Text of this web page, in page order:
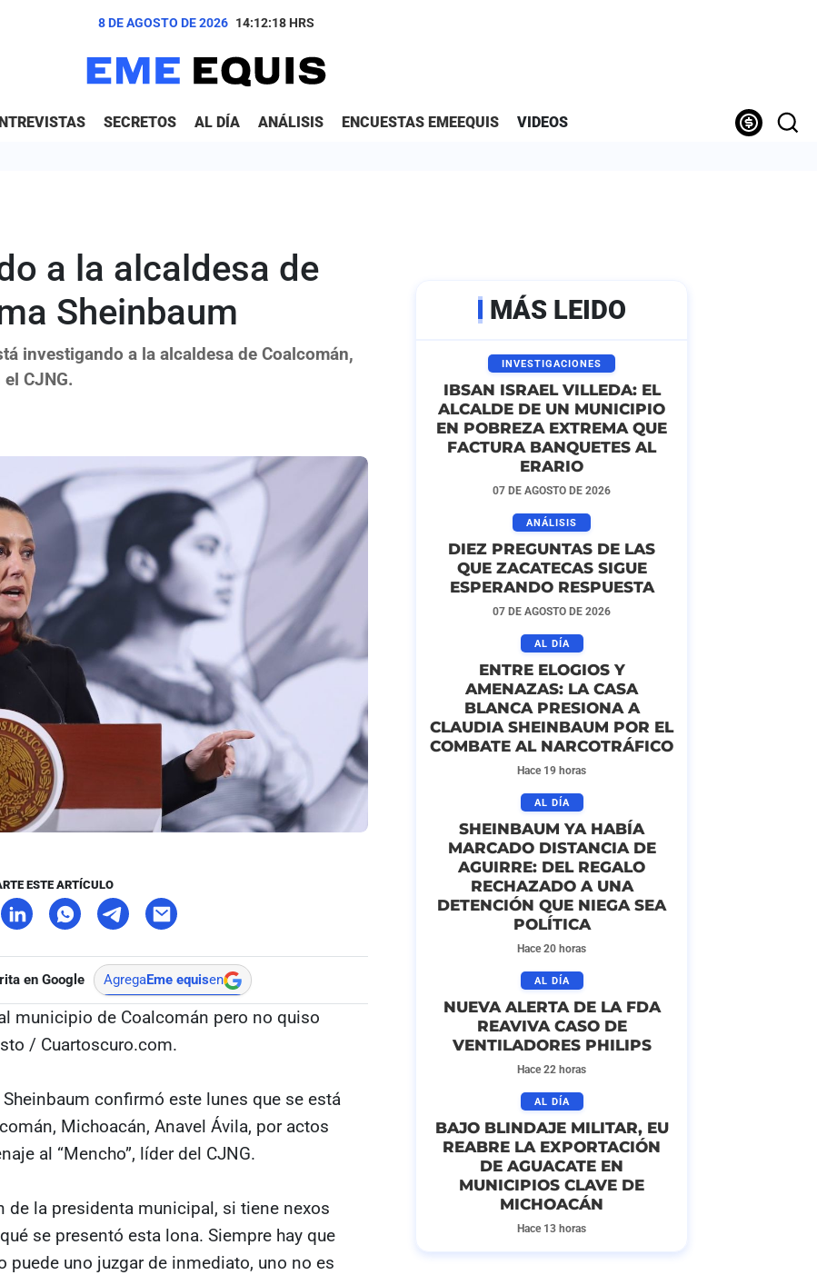
8 DE AGOSTO DE 2026 14:12:19 HRS
SECRETOS AL DÍA ANÁLISIS ENCUESTAS EMEEQUIS VIDEOS
a la alcaldesa de
Sheinbaum
investigando a la alcaldesa de Coalcomán,
CJNG.
ESTE ARTÍCULO
en Google AgregaEme equisen
municipio de Coalcomán pero no quiso
/ Cuartoscuro.com.
confirmó este lunes que se está
Michoacán, Anavel Ávila, por actos
al “Mencho”, líder del CJNG.
de la presidenta municipal, si tiene nexos
se presentó esta lona. Siempre hay que
puede uno juzgar de inmediato, uno no es
MÁS LEIDO
INVESTIGACIONES
IBSAN ISRAEL VILLEDA: EL
ALCALDE DE UN MUNICIPIO
EN POBREZA EXTREMA QUE
FACTURA BANQUETES AL
ERARIO
07 DE AGOSTO DE 2026
ANÁLISIS
DIEZ PREGUNTAS DE LAS
QUE ZACATECAS SIGUE
ESPERANDO RESPUESTA
07 DE AGOSTO DE 2026
AL DÍA
ENTRE ELOGIOS Y
AMENAZAS: LA CASA
BLANCA PRESIONA A
CLAUDIA SHEINBAUM POR EL
COMBATE AL NARCOTRÁFICO
Hace 19 horas
AL DÍA
SHEINBAUM YA HABÍA
MARCADO DISTANCIA DE
AGUIRRE: DEL REGALO
RECHAZADO A UNA
DETENCIÓN QUE NIEGA SEA
POLÍTICA
Hace 20 horas
AL DÍA
NUEVA ALERTA DE LA FDA
REAVIVA CASO DE
VENTILADORES PHILIPS
Hace 22 horas
AL DÍA
BAJO BLINDAJE MILITAR, EU
REABRE LA EXPORTACIÓN
DE AGUACATE EN
MUNICIPIOS CLAVE DE
MICHOACÁN
Hace 13 horas